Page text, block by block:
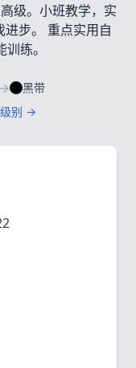
级。小班教学，实
步。 重点实用自
练。
黑带
别 →